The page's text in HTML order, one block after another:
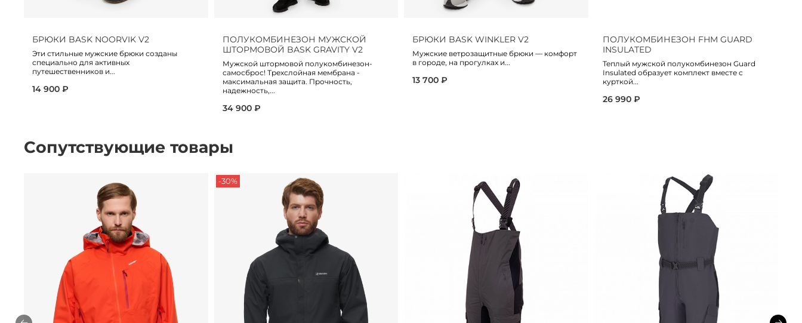
БРЮКИ BASK NOORVIK V2
Эти стильные мужские брюки созданы
специально для активных
путешественников и...
14 900 ₽
ПОЛУКОМБИНЕЗОН МУЖСКОЙ
ШТОРМОВОЙ BASK GRAVITY V2
Мужской штормовой полукомбинезон-
самосброс! Трехслойная мембрана -
максимальная защита. Прочность,
надежность,...
34 900 ₽
БРЮКИ BASK WINKLER V2
Мужские ветрозащитные брюки — комфорт
в городе, на прогулках и...
13 700 ₽
ПОЛУКОМБИНЕЗОН FHM GUARD
INSULATED
Теплый мужской полукомбинезон Guard
Insulated образует комплект вместе с
курткой...
26 990 ₽
Сопутствующие товары
-30%